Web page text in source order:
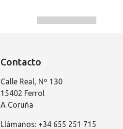
Contacto
Calle Real, Nº 130
15402 Ferrol
A Coruña
Llámanos: +34 655 251 715